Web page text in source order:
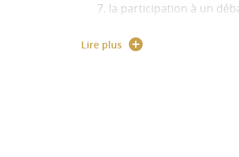
la participation à un
Apprendre à gérer la
Lire plus